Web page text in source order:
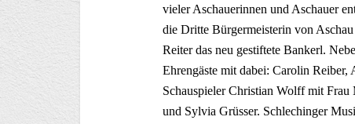
vieler Aschauerinnen und Aschauer
die Dritte Bürgermeisterin von
Reiter das neu gestiftete Bankerl.
Ehrengäste mit dabei: Carolin
Schauspieler Christian Wolff mit
und Sylvia Grüsser. Schlechinger